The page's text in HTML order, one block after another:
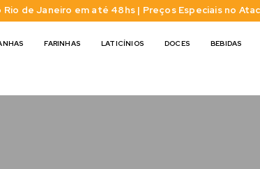
Rio de Janeiro em até 48hs | Preços Especiais no
FARINHAS LATICÍNIOS DOCES BEBIDAS